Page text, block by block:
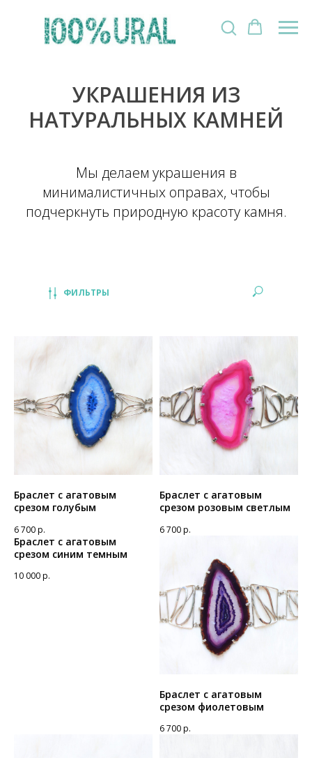
УКРАШЕНИЯ ИЗ
НАТУРАЛЬНЫХ КАМНЕЙ
Мы делаем украшения в
минималистичных оправах, чтобы
подчеркнуть природную красоту камня.
ФИЛЬТРЫ
Браслет с агатовым
срезом голубым
6 700р.
Браслет с агатовым
срезом розовым светлым
6 700р.
Браслет с агатовым
срезом синим темным
10 000р.
Браслет с агатовым
срезом фиолетовым
6 700р.